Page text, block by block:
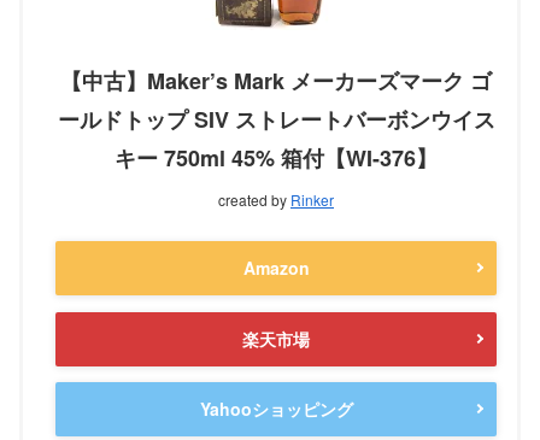
【中古】Maker’s Mark メーカーズマーク ゴ
ールドトップ SIV ストレートバーボンウイス
キー 750ml 45% 箱付【WI-376】
created by Rinker
Amazon
楽天市場
Yahooショッピング